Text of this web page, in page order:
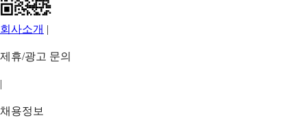
회사소개 |
제휴/광고 문의
|
채용정보